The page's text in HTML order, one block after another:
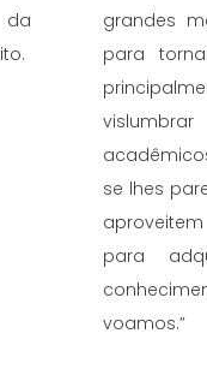
grandes
para
se lhes
para
voamos.”